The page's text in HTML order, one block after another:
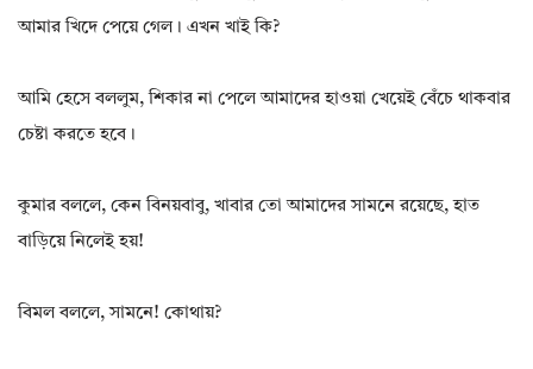
আমার খিদে পেয়ে গেল। এখন খাই কি?
আমি হেসে বললুম, শিকার না পেলে আমাদের হাওয়া খেয়েই বেঁচে থাকবার
চেষ্টা করতে হবে।
কুমার বললে, কেন বিনয়বাবু, খাবার তো আমাদের সামনে রয়েছে, হাত
বাড়িয়ে নিলেই হয়!
বিমল বললে, সামনে! কোথায়?